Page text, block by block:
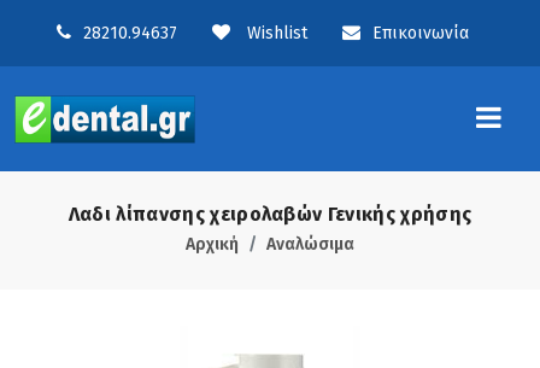
28210.94637 Wishlist Επικοινωνία
Λαδι λίπανσης χειρολαβών Γενικής χρήσης
Αρχική Αναλώσιμα